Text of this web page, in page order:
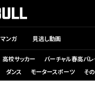
マンガ 見逃し動画
高校サッカー バーチャル春高バ
ダンス モータースポーツ そ